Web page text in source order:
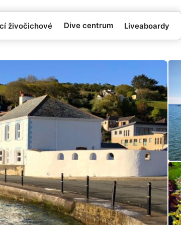
živočichové Dive centrum Liveaboardy